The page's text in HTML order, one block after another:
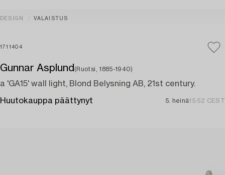
DESIGN VALAISTUS
1711404
Gunnar Asplund (Ruotsi, 1885-1940)
a 'GA15' wall light, Blond Belysning AB, 21st century.
Huutokauppa päättynyt 5. heinä15:52 CEST